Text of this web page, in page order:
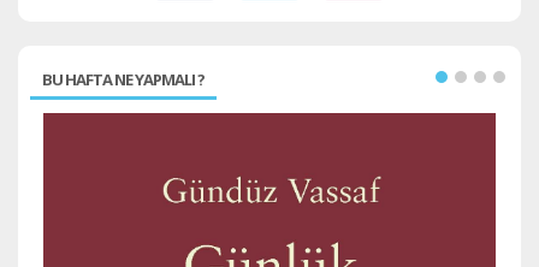
BU HAFTA NE YAPMALI ?